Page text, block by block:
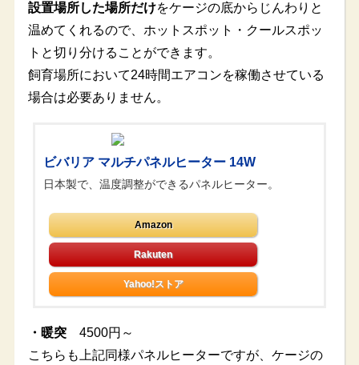
設置場所した場所だけをケージの底からじんわりと
温めてくれるので、ホットスポット・クールスポッ
トと切り分けることができます。
飼育場所において24時間エアコンを稼働させている
場合は必要ありません。
ビバリア マルチパネルヒーター 14W
日本製で、温度調整ができるパネルヒーター。
Amazon
Yahoo!ストア
・暖突4500円～
こちらも上記同様パネルヒーターですが、ケージの